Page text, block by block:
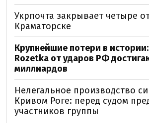
Укрпочта закрывает четыре
Краматорске
Крупнейшие потери в
Rozetka от ударов РФ
миллиардов
Нелегальное производство
Кривом Роге: перед судом
участников группы